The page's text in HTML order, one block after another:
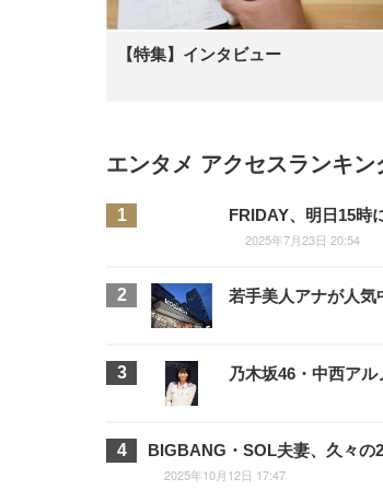
【特集】インタビュー
エンタメ アクセスランキン
FRIDAY、明日15時
2025年7月23日 20:54
若手美人アナが人気
乃木坂46・中西ア
BIGBANG・SOL夫妻、久々の
2025年10月12日 17:47